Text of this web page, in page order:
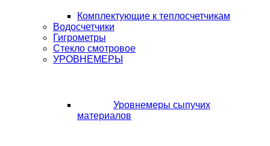
Комплектующие к теплосчетчикам
Водосчетчики
Гигрометры
Стекло смотровое
УРОВНЕМЕРЫ
Уровнемеры сыпучих
материалов